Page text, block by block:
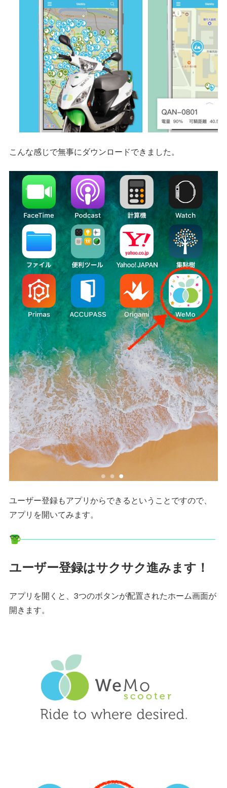
こんな感じで無事にダウンロードできました。
ユーザー登録もアプリからできるということですので、
アプリを開いてみます。
ユーザー登録はサクサク進みます！
アプリを開くと、3つのボタンが配置されたホーム画面が
開きます。